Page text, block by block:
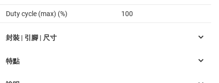
Duty cycle (max) (%) 100